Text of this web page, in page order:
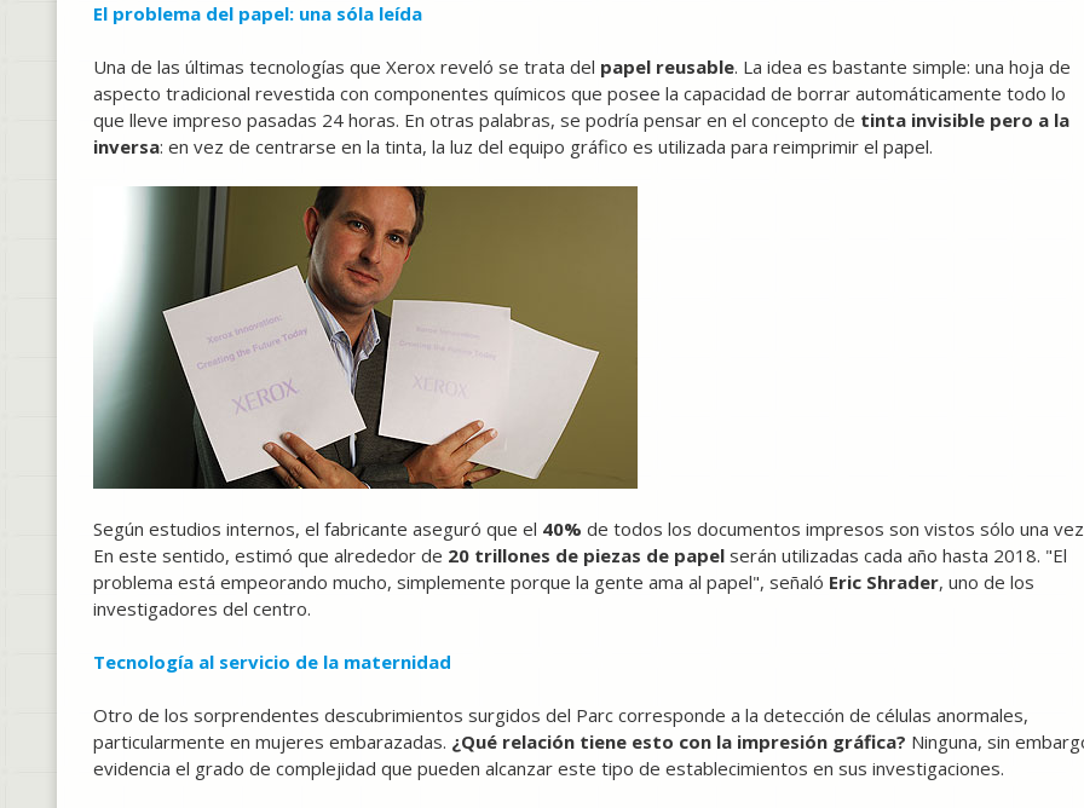
El problema del papel: una sóla leída
Una de las últimas tecnologías que Xerox reveló se trata del papel reusable. La idea es bastante simple: una hoja de
aspecto tradicional revestida con componentes químicos que posee la capacidad de borrar automáticamente todo lo
que lleve impreso pasadas 24 horas. En otras palabras, se podría pensar en el concepto de tinta invisible pero a la
inversa: en vez de centrarse en la tinta, la luz del equipo gráfico es utilizada para reimprimir el papel.
Según estudios internos, el fabricante aseguró que el 40% de todos los documentos impresos son vistos sólo una
En este sentido, estimó que alrededor de 20 trillones de piezas de papel serán utilizadas cada año hasta 2018. "El
problema está empeorando mucho, simplemente porque la gente ama al papel", señaló Eric Shrader, uno de los
investigadores del centro.
Tecnología al servicio de la maternidad
Otro de los sorprendentes descubrimientos surgidos del Parc corresponde a la detección de células anormales,
particularmente en mujeres embarazadas. ¿Qué relación tiene esto con la impresión gráfica? Ninguna, sin
evidencia el grado de complejidad que pueden alcanzar este tipo de establecimientos en sus investigaciones.